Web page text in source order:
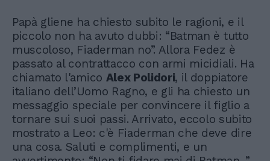
Papà gliene ha chiesto subito le ragioni, e il
piccolo non ha avuto dubbi: “Batman è tutto
muscoloso, Fiaderman no”. Allora Fedez è
passato al contrattacco con armi micidiali. Ha
chiamato l'amico Alex Polidori, il doppiatore
italiano dell’Uomo Ragno, e gli ha chiesto un
messaggio speciale per convincere il figlio a
tornare sui suoi passi. Arrivato, eccolo subito
mostrato a Leo: c'è Fiaderman che deve dire
una cosa. Saluti e complimenti, e un